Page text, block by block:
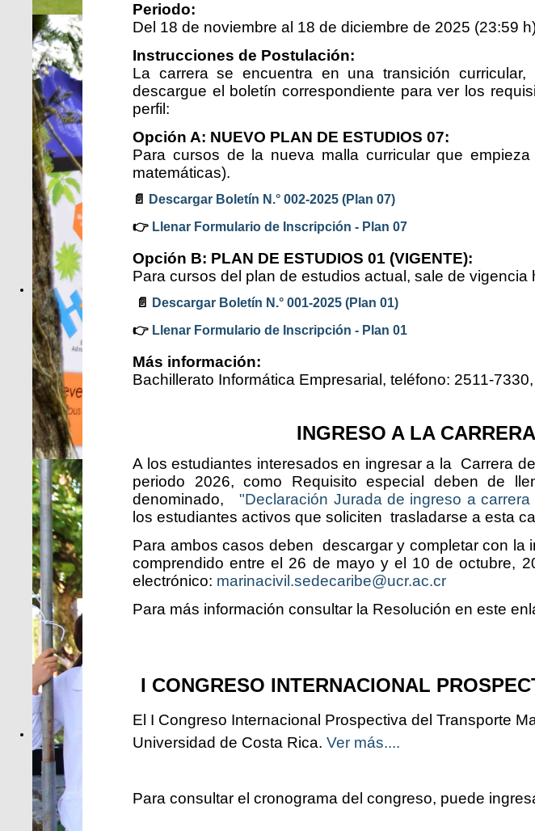
Periodo:
Del 18 de noviembre al 18 de diciembre de 2025 (23:59
Instrucciones de Postulación:
La carrera se encuentra en una transición
descargue el boletín correspondiente para ver los
perfil:
Opción A: NUEVO PLAN DE ESTUDIOS 07:
Para cursos de la nueva malla curricular que
matemáticas).
📄
Descargar Boletín N.° 002-2025 (Plan 07)
👉 Llenar Formulario de Inscripción - Plan 07
Opción B: PLAN DE ESTUDIOS 01 (VIGENTE):
Para cursos del plan de estudios actual, sale de vigencia
📄
Descargar Boletín N.° 001-2025 (Plan 01)
👉 Llenar Formulario de Inscripción - Plan 01
Más información:
Bachillerato Informática Empresarial, teléfono: 2511-
INGRESO A LA
A los estudiantes interesados en ingresar a la Carrera
periodo 2026, como Requisito especial deben de
denominado,"Declaración Jurada de ingreso a
los estudiantes activos que soliciten trasladarse a esta
Para ambos casos deben descargar y completar con la
comprendido entre el 26 de mayo y el 10 de octubre,
electrónico: marinacivil.sedecaribe@ucr.ac.cr
Para más información consultar la Resolución en este
I CONGRESO INTERNACIONAL
El I Congreso Internacional Prospectiva del Transporte
Universidad de Costa Rica. Ver más....
Para consultar el cronograma del congreso, puede